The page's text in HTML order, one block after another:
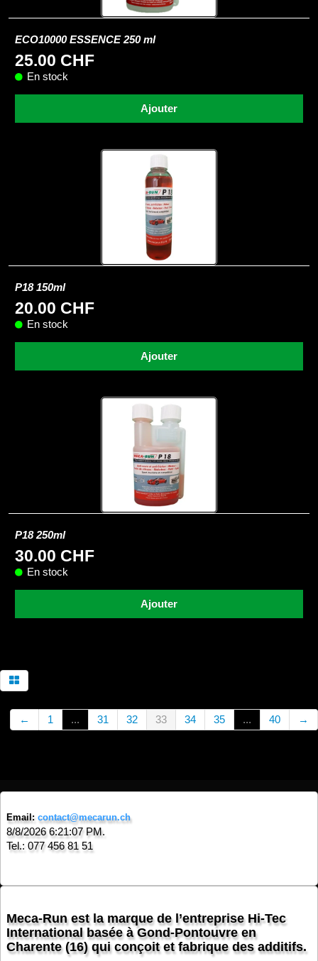
ECO10000 ESSENCE 250 ml
25.00 CHF
En stock
Ajouter
P18 150ml
20.00 CHF
En stock
Ajouter
P18 250ml
30.00 CHF
En stock
Ajouter
← 1 ... 31 32 33 34 35 ... 40 →
Email: contact@mecarun.ch
8/8/2026 6:21:07 PM.
Tel.: 077 456 81 51
Meca-Run est la marque de l’entreprise Hi-Tec
International basée à Gond-Pontouvre en
Charente (16) qui conçoit et fabrique des additifs.